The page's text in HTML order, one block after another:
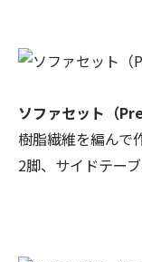
ソファセット（
樹脂繊維を編んで
2脚、サイドテー